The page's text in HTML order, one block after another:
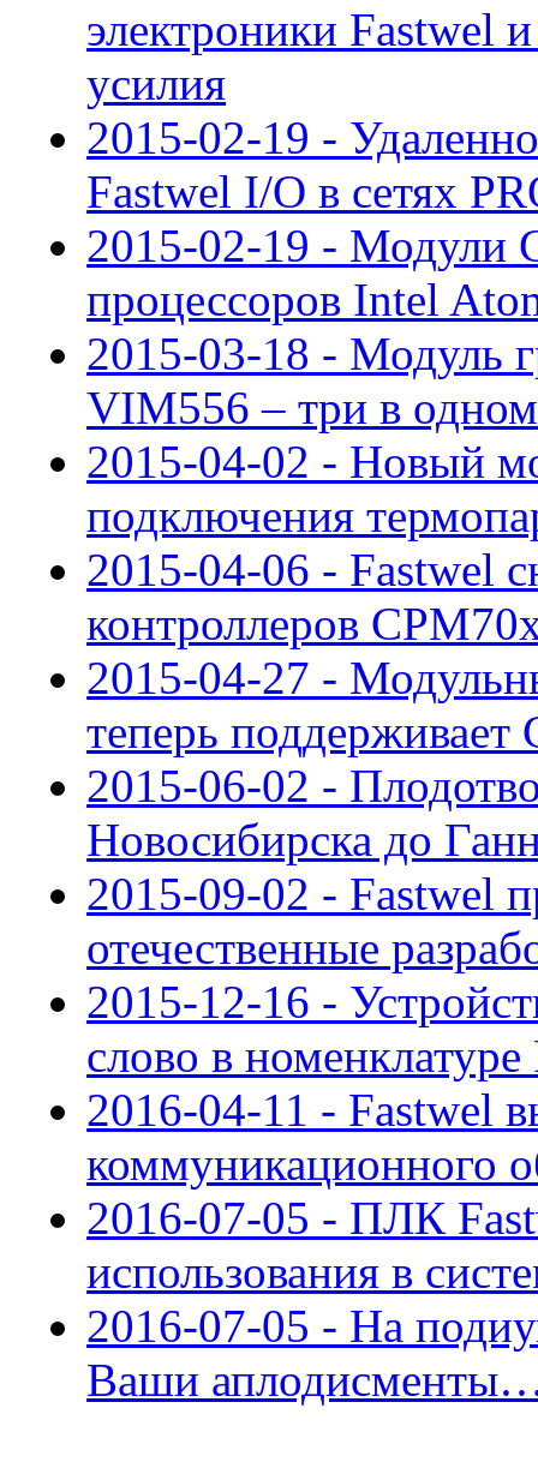
электроники
усилия
2015-02-19 -
Fastwel I/O в сетях
2015-02-19 - Модули
процессоров Intel
2015-03-18 - Модуль
VIM556 – три в одном
2015-04-02 - Новый
подключения
2015-04-06 - Fastwel
контроллеров
2015-04-27 -
теперь поддерживает
2015-06-02 -
Новосибирска до
2015-09-02 - Fastwel
отечественные
2015-12-16 -
слово в номенклатуре
2016-04-11 - Fastwel
коммуникационного
2016-07-05 - ПЛК
использования в
2016-07-05 - На
Ваши